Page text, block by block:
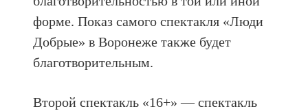
форме. Показ самого спектакля «Люди
Добрые» в Воронеже также будет
благотворительным.
Второй спектакль «16+» — спектакль